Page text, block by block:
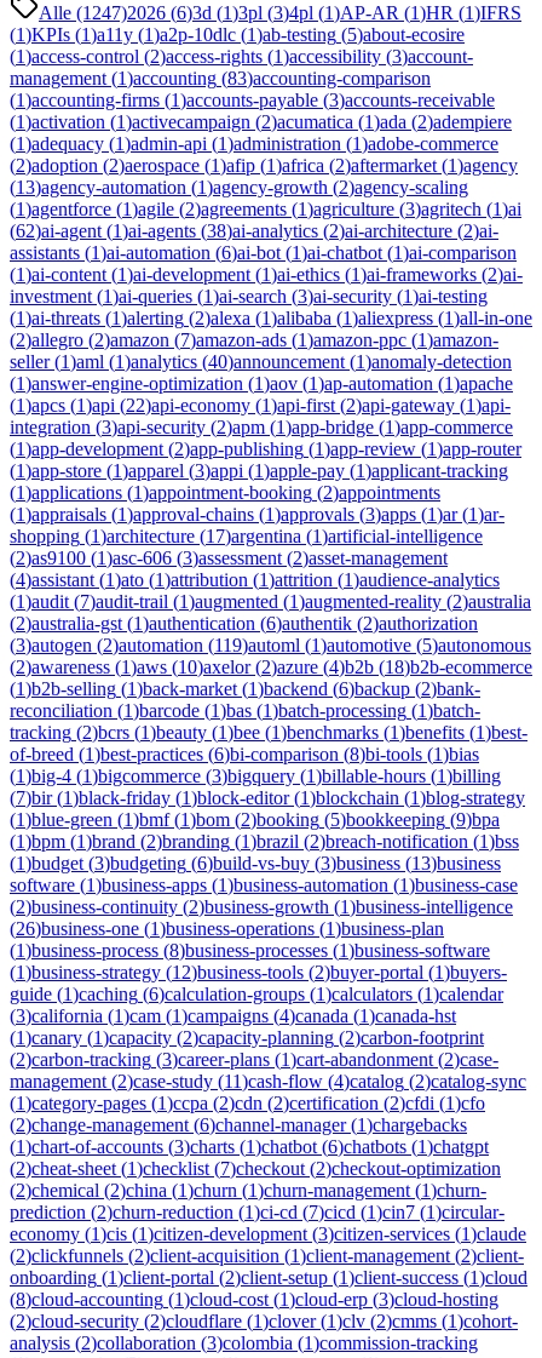
Alle (1247)2026 (6)3d (1)3pl (3)4pl (1)AP-AR (1)HR (1)IFRS
(1)KPIs (1)a11y (1)a2p-10dlc (1)ab-testing (5)about-ecosire
(1)access-control (2)access-rights (1)accessibility (3)account-
management (1)accounting (83)accounting-comparison
(1)accounting-firms (1)accounts-payable (3)accounts-receivable
(1)activation (1)activecampaign (2)acumatica (1)ada (2)adempiere
(1)adequacy (1)admin-api (1)administration (1)adobe-commerce
(2)adoption (2)aerospace (1)afip (1)africa (2)aftermarket (1)agency
(13)agency-automation (1)agency-growth (2)agency-scaling
(1)agentforce (1)agile (2)agreements (1)agriculture (3)agritech (1)ai
(62)ai-agent (1)ai-agents (38)ai-analytics (2)ai-architecture (2)ai-
assistants (1)ai-automation (6)ai-bot (1)ai-chatbot (1)ai-comparison
(1)ai-content (1)ai-development (1)ai-ethics (1)ai-frameworks (2)ai-
investment (1)ai-queries (1)ai-search (3)ai-security (1)ai-testing
(1)ai-threats (1)alerting (2)alexa (1)alibaba (1)aliexpress (1)all-in-one
(2)allegro (2)amazon (7)amazon-ads (1)amazon-ppc (1)amazon-
seller(1)aml (1)analytics (40)announcement (1)anomaly-detection
(1)answer-engine-optimization (1)aov (1)ap-automation (1)apache
(1)apcs (1)api (22)api-economy (1)api-first (2)api-gateway (1)api-
integration (3)api-security (2)apm (1)app-bridge (1)app-commerce
(1)app-development (2)app-publishing (1)app-review (1)app-router
(1)app-store (1)apparel (3)appi (1)apple-pay (1)applicant-tracking
(1)applications (1)appointment-booking (2)appointments
(1)appraisals (1)approval-chains (1)approvals (3)apps (1)ar(1)ar-
shopping (1)architecture (17)argentina (1)artificial-intelligence
(2)as9100 (1)asc-606 (3)assessment (2)asset-management
(4)assistant (1)ato (1)attribution (1)attrition (1)audience-analytics
(1)audit (7)audit-trail (1)augmented (1)augmented-reality (2)australia
(2)australia-gst (1)authentication (6)authentik (2)authorization
(3)autogen (2)automation (119)automl (1)automotive (5)autonomous
(2)awareness (1)aws (10)axelor(2)azure (4)b2b (18)b2b-ecommerce
(1)b2b-selling (1)back-market (1)backend (6)backup (2)bank-
reconciliation (1)barcode (1)bas (1)batch-processing (1)batch-
tracking (2)bcrs (1)beauty (1)bee (1)benchmarks (1)benefits (1)best-
of-breed (1)best-practices (6)bi-comparison (8)bi-tools (1)bias
(1)big-4 (1)bigcommerce (3)bigquery (1)billable-hours (1)billing
(7)bir(1)black-friday (1)block-editor(1)blockchain (1)blog-strategy
(1)blue-green (1)bmf(1)bom (2)booking (5)bookkeeping (9)bpa
(1)bpm (1)brand (2)branding (1)brazil (2)breach-notification (1)bss
(1)budget (3)budgeting (6)build-vs-buy (3)business (13)business
software (1)business-apps (1)business-automation (1)business-case
(2)business-continuity (2)business-growth (1)business-intelligence
(26)business-one (1)business-operations (1)business-plan
(1)business-process (8)business-processes (1)business-software
(1)business-strategy (12)business-tools (2)buyer-portal (1)buyers-
guide (1)caching (6)calculation-groups (1)calculators (1)calendar
(3)california (1)cam (1)campaigns (4)canada (1)canada-hst
(1)canary (1)capacity (2)capacity-planning (2)carbon-footprint
(2)carbon-tracking (3)career-plans (1)cart-abandonment (2)case-
management (2)case-study (11)cash-flow (4)catalog (2)catalog-sync
(1)category-pages (1)ccpa (2)cdn (2)certification (2)cfdi (1)cfo
(2)change-management (6)channel-manager(1)chargebacks
(1)chart-of-accounts (3)charts (1)chatbot (6)chatbots (1)chatgpt
(2)cheat-sheet (1)checklist (7)checkout (2)checkout-optimization
(2)chemical (2)china (1)churn (1)churn-management (1)churn-
prediction (2)churn-reduction (1)ci-cd (7)cicd (1)cin7 (1)circular-
economy (1)cis (1)citizen-development (3)citizen-services (1)claude
(2)clickfunnels (2)client-acquisition (1)client-management (2)client-
onboarding (1)client-portal (2)client-setup (1)client-success (1)cloud
(8)cloud-accounting (1)cloud-cost (1)cloud-erp (3)cloud-hosting
(2)cloud-security (2)cloudflare (1)clover(1)clv (2)cmms (1)cohort-
analysis (2)collaboration (3)colombia (1)commission-tracking